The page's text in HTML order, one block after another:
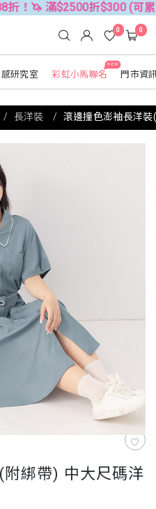
滿$2500折$300 (可累折）
研究室
NEW
彩虹小馬聯名 門市資
0 0
綁帶) 中大尺碼洋
長洋裝 滾邊撞色澎袖長洋